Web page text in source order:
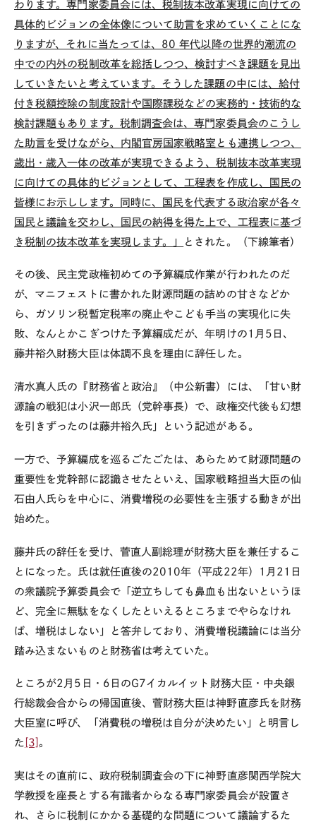
わります。専門家委員会には、税制抜本改革実現に向けての
具体的ビジョンの全体像について助言を求めていくことにな
りますが、それに当たっては、 80年代以降の世界的潮流の
中での内外の税制改革を総括しつつ、検討すべき課題を見出
していきたいと考えています。そうした課題の中には、給付
付き税額控除の制度設計や国際課税などの実務的・技術的な
検討課題もあります。税制調査会は、専門家委員会のこうし
た助言を受けながら、内閣官房国家戦略室とも連携しつつ、
歳出・歳入一体の改革が実現できるよう、税制抜本改革実現
に向けての具体的ビジョンとして、工程表を作成し、国民の
皆様にお示しします。同時に、国民を代表する政治家が各々
国民と議論を交わし、国民の納得を得た上で、工程表に基づ
き税制の抜本改革を実現します。」
とされた。（下線筆者）
その後、民主党政権初めての予算編成作業が行われたのだ
が、マニフェストに書かれた財源問題の詰めの甘さなどか
ら、ガソリン税暫定税率の廃止やこども手当の実現化に失
敗、なんとかこぎつけた予算編成だが、年明けの1月5日、
藤井裕久財務大臣は体調不良を理由に辞任した。
清水真人氏の『財務省と政治』（中公新書）には、「甘い財
源論の戦犯は小沢一郎氏（党幹事長）で、政権交代後も幻想
を引きずったのは藤井裕久氏」という記述がある。
一方で、予算編成を巡るごたごたは、あらためて財源問題の
重要性を党幹部に認識させたといえ、国家戦略担当大臣の仙
石由人氏らを中心に、消費増税の必要性を主張する動きが出
始めた。
藤井氏の辞任を受け、菅直人副総理が財務大臣を兼任するこ
とになった。氏は就任直後の2010年（平成22年）1月21日
の衆議院予算委員会で「逆立ちしても鼻血も出ないというほ
ど、完全に無駄をなくしたといえるところまでやらなけれ
ば、増税はしない」と答弁しており、消費増税議論には当分
踏み込まないものと財務省は考えていた。
ところが2月5日・6日のG7 イカルイット財務大臣・中央銀
行総裁会合からの帰国直後、菅財務大臣は神野直彦氏を財務
大臣室に呼び、「消費税の増税は自分が決めたい」と明言し
た [3]。
実はその直前に、政府税制調査会の下に神野直彦関西学院大
学教授を座長とする有識者からなる専門家委員会が設置さ
れ、さらに税制にかかる基礎的な問題について議論するた